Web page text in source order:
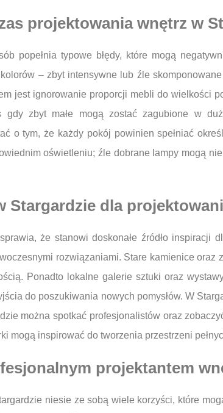
projektowania wnętrz w
popełnia typowe błędy, które mogą
– zbyt intensywne lub źle
jest ignorowanie proporcji mebli do wielkości
gdy zbyt małe mogą zostać zagubione w
o tym, że każdy pokój powinien spełniać
oświetleniu; źle dobrane lampy mogą
Stargardzie dla
że stanowi doskonałe źródło inspiracji
rozwiązaniami. Stare kamienice
Ponadto lokalne galerie sztuki oraz
do poszukiwania nowych pomysłów. W
można spotkać profesjonalistów oraz
mogą inspirować do tworzenia przestrzeni
projektantem
niesie ze sobą wiele korzyści, które